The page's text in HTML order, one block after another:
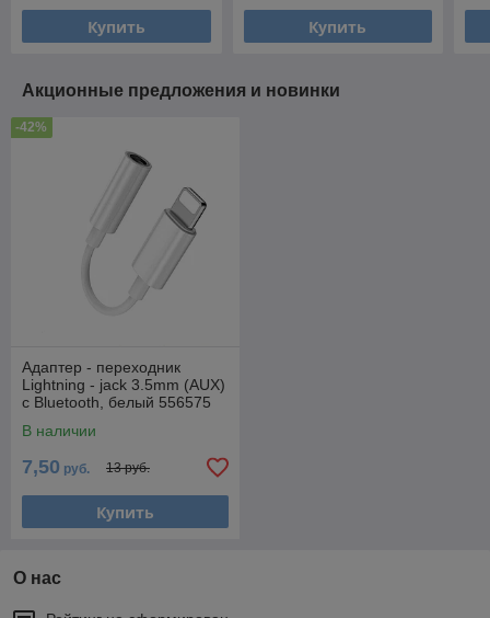
Купить Купить
Акционные предложения и новинки
-42%
Адаптер - переходник
Lightning - jack 3.5mm (AUX)
с Bluetooth, белый 556575
В наличии
7,50 руб. 13 руб.
Купить
О нас